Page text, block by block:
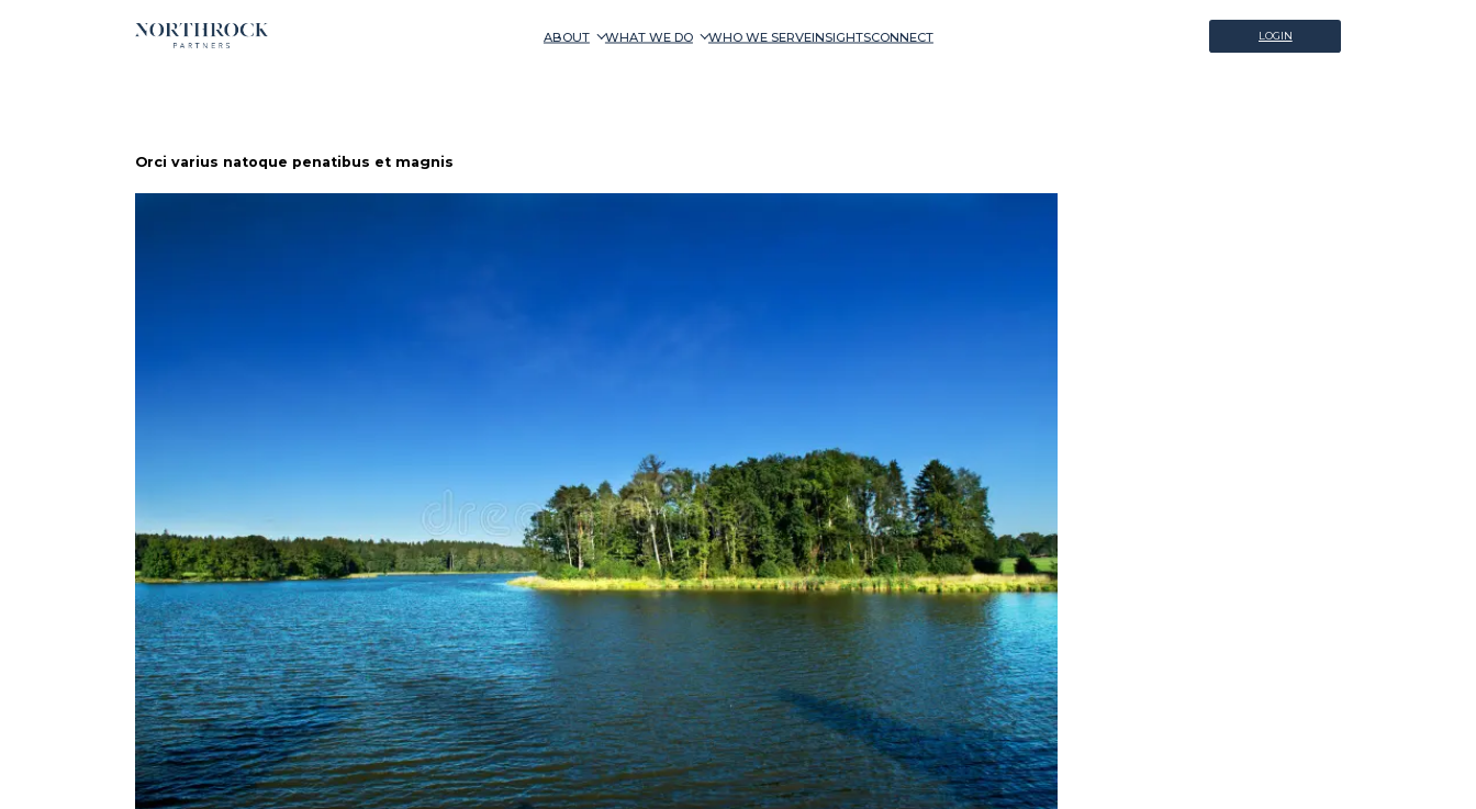
ABOUT WHAT WE DO WHO WE SERVEINSIGHTSCONNECT
LOGIN
Orci varius natoque penatibus et magnis